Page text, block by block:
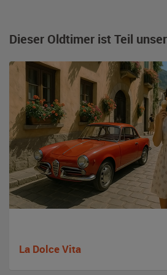
Dieser Oldtimer ist Teil
La Dolce Vita